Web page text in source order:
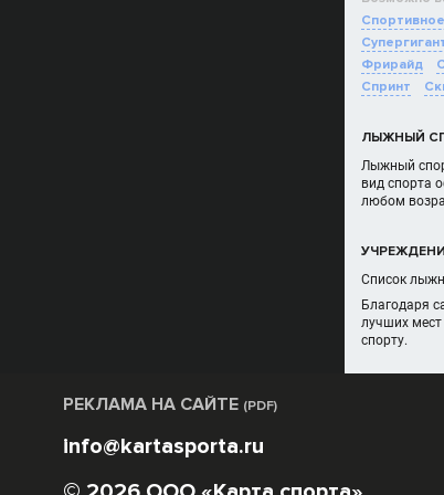
Фрирайд
Спринт
ЛЫЖНЫЙ
Лыжный
вид спорта
любом
Список
Благодаря
лучших
спорту.
РЕКЛАМА НА САЙТЕ (PDF)
info@kartasporta.ru